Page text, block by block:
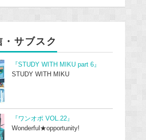
サブスク
『STUDY WITH MIKU part 6』
STUDY WITH MIKU
『ワンオポ VOL.22』
Wonderful★opportunity!